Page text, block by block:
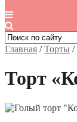
Главная /Торты /
Торт